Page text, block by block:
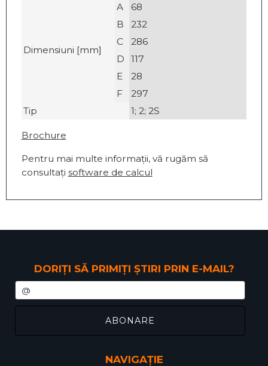
Dimensiuni [mm]
A
68
B
232
C
286
D
117
E
28
F
297
Tip
1; 2; 2S
Brochure
Pentru mai multe informații, vă rugăm să
consultați software de calcul
DORIȚI SĂ PRIMIȚI ȘTIRI PRIN E-MAIL?
NAVIGAȚIE